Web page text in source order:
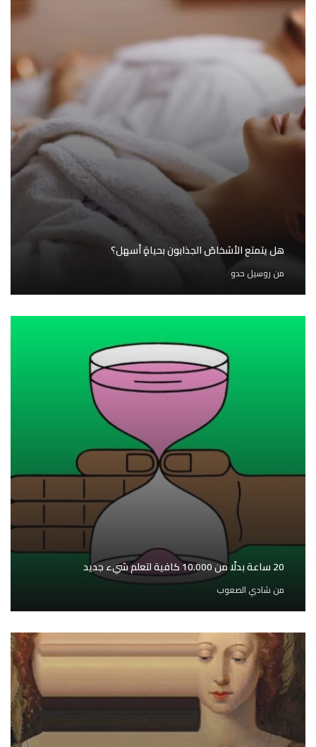
هل يتمتع الأشخاصُ الجذابون بحياةٍ أسهل؟
من روسيل حدو
20 ساعة بدلًا من 10.000 كافية لتعلم شيء جديد
من شادي الصعوب